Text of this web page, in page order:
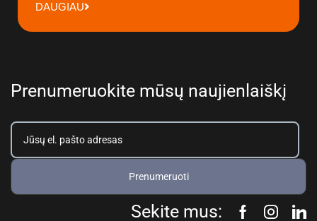
DAUGIAU
Prenumeruokite mūsų naujienlaiškį
Prenumeruoti
Sekite mus: